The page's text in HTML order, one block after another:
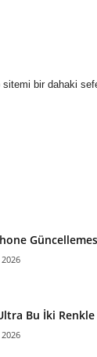
bir dahaki
Bu İki